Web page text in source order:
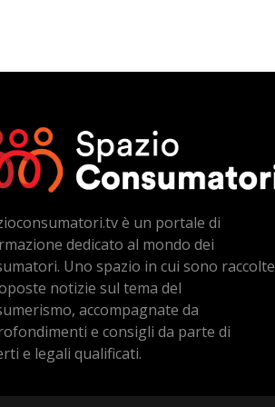
è un portale di
dedicato al mondo dei
Uno spazio in cui sono raccolte
notizie sul tema del
accompagnate da
e consigli da parte di
e legali qualificati.